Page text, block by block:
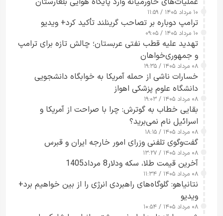
شدند
۱۰ مرداد ۱۴۰۵ / ۱۱:۵۹
ترامپ دوباره بر تصاحب گرینلند تأکید کرد+ ویدیو
۱۰ مرداد ۱۴۰۵ / ۰۹:۰۵
تهدید علیه قطب نفتی عربستان؛ چالش تازه برای ترامپ
و جمهوری‌خواهان
۰۸ مرداد ۱۴۰۵ / ۱۹:۳۵
خسارات ناشی از حمله آمریکا به خوابگاه دانشجویی
دانشگاه علوم پزشکی اهواز
۰۸ مرداد ۱۴۰۵ / ۱۹:۰۳
بقایی خطاب به گوترش: چرا با صراحت از آمریکا و
اسرائیل نام نمی‌برید؟
۰۸ مرداد ۱۴۰۵ / ۱۸:۱۵
گفت‌وگوی تلفنی وزرای امور خارجه ایران و قبرس
۰۸ مرداد ۱۴۰۵ / ۱۳:۲۷
آخرین قیمت طلا، سکه ودلار8 مرداد1405
۰۸ مرداد ۱۴۰۵ / ۱۱:۳۴
نتانیاهو: گلوگاه‌های راهبردی انرژی را از بین خواهیم برد+
ویدیو
۰۸ مرداد ۱۴۰۵ / ۱۰:۵۴